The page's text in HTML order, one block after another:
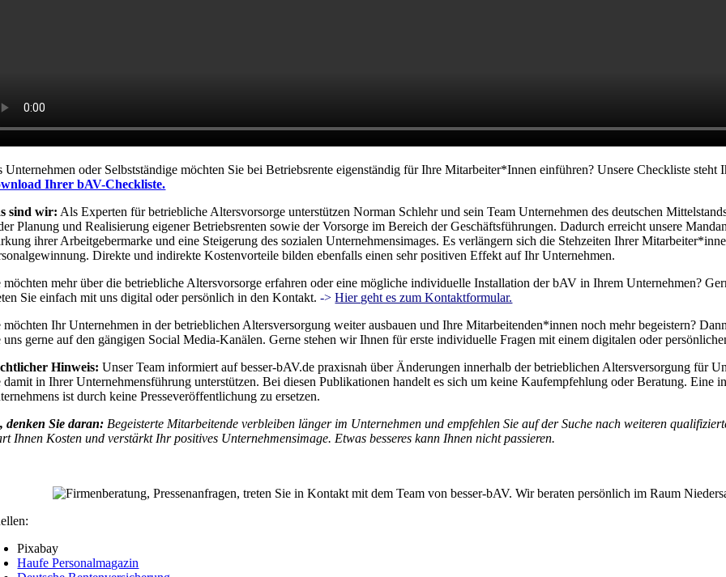
Unternehmen oder Selbstständige möchten Sie bei Betriebsrente eigenständig für Ihre Mitarbeiter*Innen einführen? Unsere Checkliste
Ihrer bAV-Checkliste.
sind wir: Als Experten für betriebliche Altersvorsorge unterstützen Norman Schlehr und sein Team Unternehmen des deutschen
Planung und Realisierung eigener Betriebsrenten sowie der Vorsorge im Bereich der Geschäftsführungen. Dadurch erreicht unsere
ihrer Arbeitgebermarke und eine Steigerung des sozialen Unternehmensimages. Es verlängern sich die Stehzeiten Ihrer
Direkte und indirekte Kostenvorteile bilden ebenfalls einen sehr positiven Effekt auf Ihr Unternehmen.
möchten mehr über die betriebliche Altersvorsorge erfahren oder eine mögliche individuelle Installation der bAV in Ihrem Unternehmen?
Sie einfach mit uns digital oder persönlich in den Kontakt.->Hier geht es zum Kontaktformular.
möchten Ihr Unternehmen in der betrieblichen Altersversorgung weiter ausbauen und Ihre Mitarbeitenden*innen noch mehr begeistern?
uns gerne auf den gängigen Social Media-Kanälen. Gerne stehen wir Ihnen für erste individuelle Fragen mit einem digitalen oder
Hinweis: Unser Team informiert auf besser-bAV.de praxisnah über Änderungen innerhalb der betrieblichen Altersversorgung für
damit in Ihrer Unternehmensführung unterstützen. Bei diesen Publikationen handelt es sich um keine Kaufempfehlung oder Beratung. Eine
ist durch keine Presseveröffentlichung zu ersetzen.
denken Sie daran: Begeisterte Mitarbeitende verbleiben länger im Unternehmen und empfehlen Sie auf der Suche nach weiteren
Ihnen Kosten und verstärkt Ihr positives Unternehmensimage. Etwas besseres kann Ihnen nicht passieren.
Pixabay
Haufe Personalmagazin